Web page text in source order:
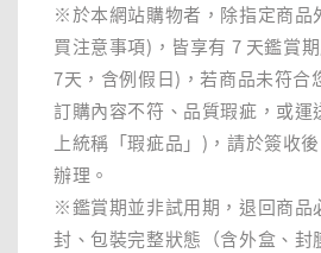
※於本網站購物者，除指定商品
買注意事項)，皆享有 7 天鑑賞
7天，含例假日)，若商品未符合
訂購內容不符、品質瑕疵，或運
上統稱「瑕疵品」)，請於簽收
辦理。
※鑑賞期並非試用期，退回商品
封、包裝完整狀態（含外盒、封